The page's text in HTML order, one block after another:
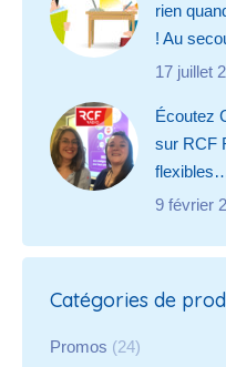
rien
! Au
17 juillet
Écoutez
sur RCF
9 février
Catégories de
Promos (24)